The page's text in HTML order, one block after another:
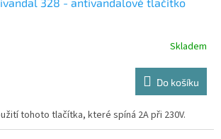
Skladem
Do košíku
tohoto tlačítka, které spíná 2A při 230V.